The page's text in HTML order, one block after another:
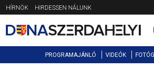
Jump
to
navigation
HÍRNÖK HIRDESSEN NÁLUNK
PROGRAMAJÁNLÓ VIDEÓK